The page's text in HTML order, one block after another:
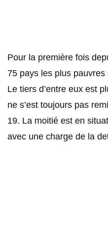
Pour la première fois
75 pays les plus
Le tiers d’entre eux est
ne s’est toujours pas
19. La moitié est en
avec une charge de la